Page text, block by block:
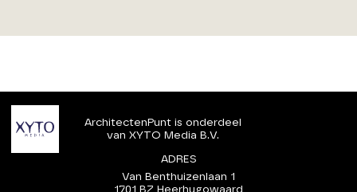
ArchitectenPunt is onderdeel
van XYTO Media B.V.
ADRES
Van Benthuizenlaan 1